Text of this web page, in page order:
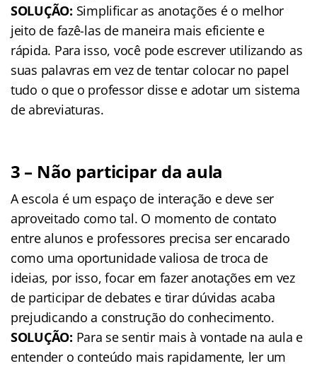
SOLUÇÃO: Simplificar as anotações é o melhor
jeito de fazê-las de maneira mais eficiente e
rápida. Para isso, você pode escrever utilizando as
suas palavras em vez de tentar colocar no papel
tudo o que o professor disse e adotar um sistema
de abreviaturas.
3 – Não participar da aula
A escola é um espaço de interação e deve ser
aproveitado como tal. O momento de contato
entre alunos e professores precisa ser encarado
como uma oportunidade valiosa de troca de
ideias, por isso, focar em fazer anotações em vez
de participar de debates e tirar dúvidas acaba
prejudicando a construção do conhecimento.
SOLUÇÃO: Para se sentir mais à vontade na aula e
entender o conteúdo mais rapidamente, ler um